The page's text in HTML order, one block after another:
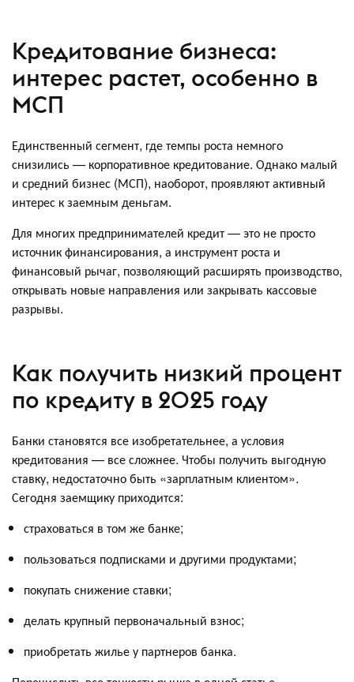
Кредитование бизнеса:
интерес растет, особенно в
МСП
Единственный сегмент, где темпы роста немного
снизились — корпоративное кредитование. Однако малый
и средний бизнес (МСП), наоборот, проявляют активный
интерес к заемным деньгам.
Для многих предпринимателей кредит — это не просто
источник финансирования, а инструмент роста и
финансовый рычаг, позволяющий расширять производство,
открывать новые направления или закрывать кассовые
разрывы.
Как получить низкий процент
по кредиту в 2025 году
Банки становятся все изобретательнее, а условия
кредитования — все сложнее. Чтобы получить выгодную
ставку, недостаточно быть «зарплатным клиентом».
Сегодня заемщику приходится:
страховаться в том же банке;
пользоваться подписками и другими продуктами;
покупать снижение ставки;
делать крупный первоначальный взнос;
приобретать жилье у партнеров банка.